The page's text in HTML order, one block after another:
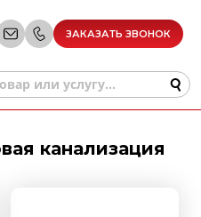
ЗАКАЗАТЬ ЗВОНОК
канализация